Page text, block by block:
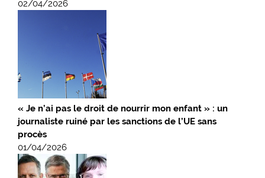
02/04/2026
« Je n’ai pas le droit de nourrir mon enfant » : un
journaliste ruiné par les sanctions de l’UE sans
procès
01/04/2026